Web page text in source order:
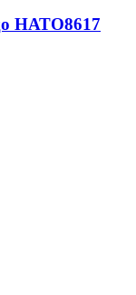
НАТО8617